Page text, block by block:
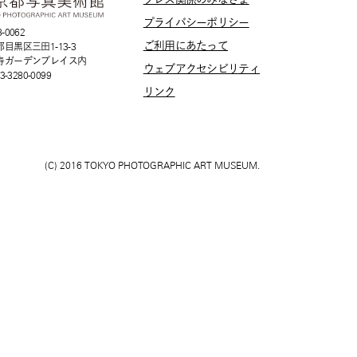
0062
目黒区三田1-13-3
ガーデンプレイス内
3280-0099
プライバシーポリシー
ご利用にあたって
ウェブアクセシビリティ
リンク
(C) 2016 TOKYO PHOTOGRAPHIC ART MUSEUM.